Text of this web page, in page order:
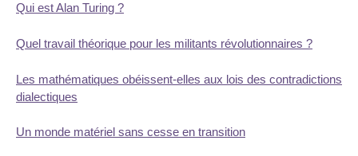
Qui est Alan Turing ?
Quel travail théorique pour les militants révolutionnaires ?
Les mathématiques obéissent-elles aux lois des contradictions
dialectiques
Un monde matériel sans cesse en transition